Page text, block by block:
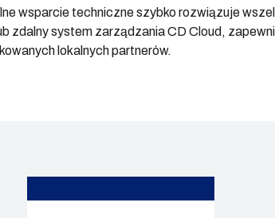
wsparcie techniczne szybko rozwiązuje
zdalny system zarządzania CD Cloud,
lokalnych partnerów.